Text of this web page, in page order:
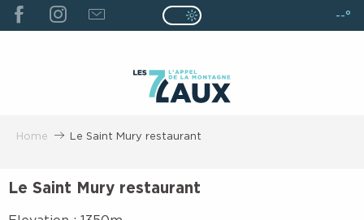
ALLER
AU
Page D’accueil Actuelle Été :
Page D’accueil Actuelle
--°
Home Le Saint Mury restaurant
Le Saint Mury restaurant